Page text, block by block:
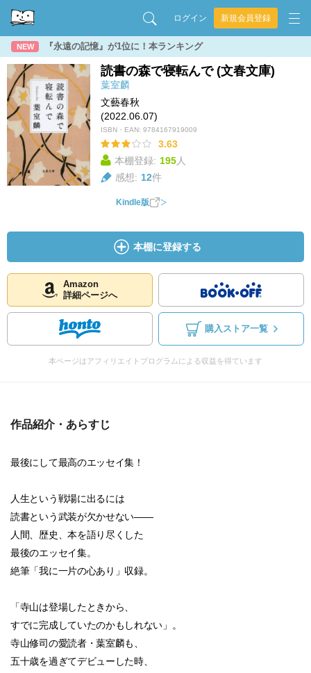
ログイン 新規会員登録
NEW 『永遠の記憶』が1位に！本ランキング
読書の森で寝転んで (文春文庫)
葉室麟
文藝春秋
(2022.06.07)
ISBN・EAN: 9784167919009
3.63
本棚登録: 195人
感想: 12件
Kindle版
本棚に登録する
Amazon
詳細ページへ
購入ストア一覧
本ページはアフィリエイトプログラムによる収益を得ています
作品紹介・あらすじ
最後にして最高のエッセイ集！
人生という戦場に出るには
読書という武装が欠かせない――
人間、歴史、本を語り尽くした
最後のエッセイ集。
絶筆「我に一片の心あり」収録。
「寺山は登場したときから、
すでに完成していたのかもしれない」。
寺山修司の愛読者・葉室麟も、
五十歳を過ぎてデビューした時、